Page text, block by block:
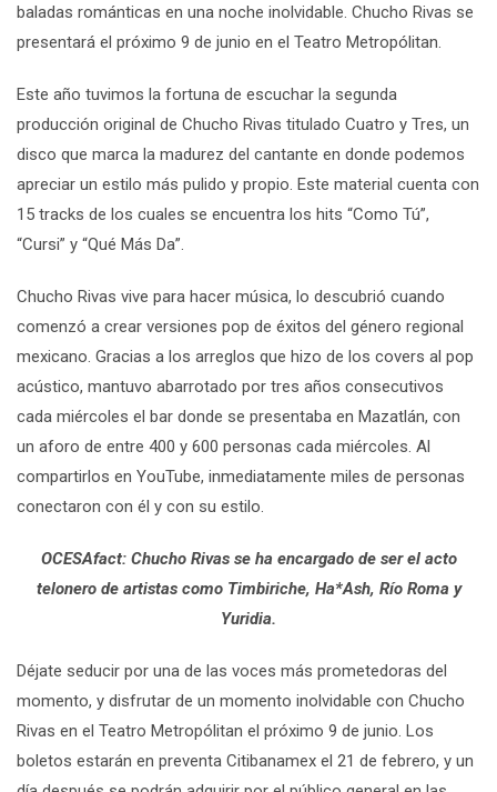
baladas románticas en una noche inolvidable. Chucho Rivas se
presentará el próximo 9 de junio en el Teatro Metropólitan.
Este año tuvimos la fortuna de escuchar la segunda
producción original de Chucho Rivas titulado Cuatro y Tres, un
disco que marca la madurez del cantante en donde podemos
apreciar un estilo más pulido y propio. Este material cuenta con
15 tracks de los cuales se encuentra los hits “Como Tú”,
“Cursi” y “Qué Más Da”.
Chucho Rivas vive para hacer música, lo descubrió cuando
comenzó a crear versiones pop de éxitos del género regional
mexicano. Gracias a los arreglos que hizo de los covers al pop
acústico, mantuvo abarrotado por tres años consecutivos
cada miércoles el bar donde se presentaba en Mazatlán, con
un aforo de entre 400 y 600 personas cada miércoles. Al
compartirlos en YouTube, inmediatamente miles de personas
conectaron con él y con su estilo.
OCESAfact: Chucho Rivas se ha encargado de ser el acto
telonero de artistas como Timbiriche, Ha*Ash, Río Roma y
Yuridia.
Déjate seducir por una de las voces más prometedoras del
momento, y disfrutar de un momento inolvidable con Chucho
Rivas en el Teatro Metropólitan el próximo 9 de junio. Los
boletos estarán en preventa Citibanamex el 21 de febrero, y un